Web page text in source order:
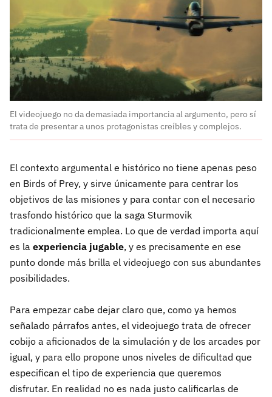
El videojuego no da demasiada importancia al argumento, pero sí
trata de presentar a unos protagonistas creíbles y complejos.
El contexto argumental e histórico no tiene apenas peso
en Birds of Prey, y sirve únicamente para centrar los
objetivos de las misiones y para contar con el necesario
trasfondo histórico que la saga Sturmovik
tradicionalmente emplea. Lo que de verdad importa aquí
es la experiencia jugable, y es precisamente en ese
punto donde más brilla el videojuego con sus abundantes
posibilidades.
Para empezar cabe dejar claro que, como ya hemos
señalado párrafos antes, el videojuego trata de ofrecer
cobijo a aficionados de la simulación y de los arcades por
igual, y para ello propone unos niveles de dificultad que
especifican el tipo de experiencia que queremos
disfrutar. En realidad no es nada justo calificarlas de